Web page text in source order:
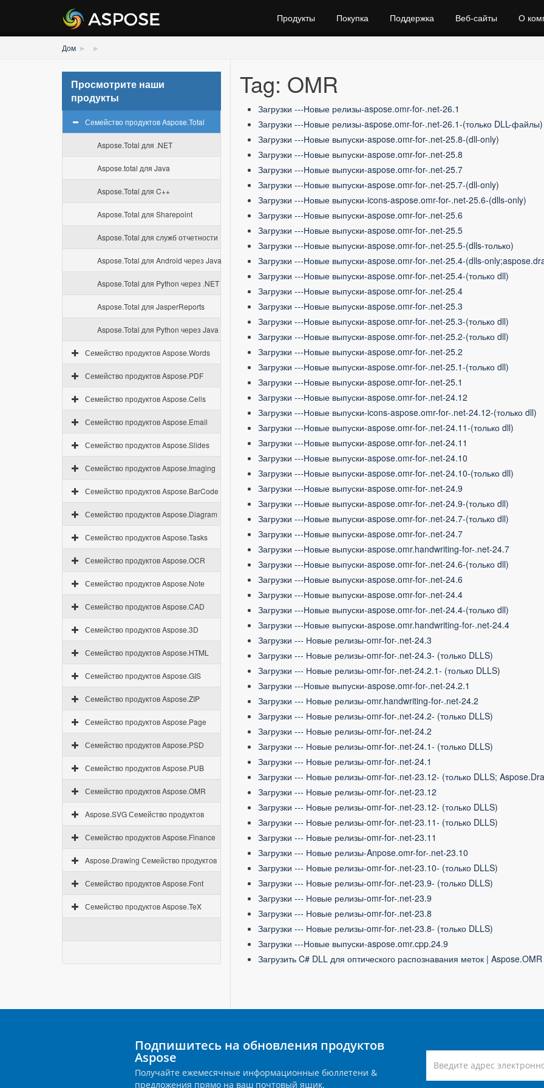
Продукты Покупка Поддержка Веб‑сайты О
Дом
Просмотрите наши
продукты
Семейство продуктов Aspose.Total
Aspose.Total для .NET
Aspose.total для Java
Aspose.Total для C++
Aspose.Total для Sharepoint
Aspose.Total для служб отчетности
Aspose.Total для Android через Java
Aspose.Total для Python через .NET
Aspose.Total для JasperReports
Aspose.Total для Python через Java
Семейство продуктов Aspose.Words
Семейство продуктов Aspose.PDF
Семейство продуктов Aspose.Cells
Семейство продуктов Aspose.Email
Семейство продуктов Aspose.Slides
Семейство продуктов Aspose.Imaging
Семейство продуктов Aspose.BarCode
Семейство продуктов Aspose.Diagram
Семейство продуктов Aspose.Tasks
Семейство продуктов Aspose.OCR
Семейство продуктов Aspose.Note
Семейство продуктов Aspose.CAD
Семейство продуктов Aspose.3D
Семейство продуктов Aspose.HTML
Семейство продуктов Aspose.GIS
Семейство продуктов Aspose.ZIP
Семейство продуктов Aspose.Page
Семейство продуктов Aspose.PSD
Семейство продуктов Aspose.PUB
Семейство продуктов Aspose.OMR
Aspose.SVG Семейство продуктов
Семейство продуктов Aspose.Finance
Aspose.Drawing Семейство продуктов
Семейство продуктов Aspose.Font
Семейство продуктов Aspose.TeX
Tag: OMR
Загрузки ---Новые релизы-aspose.omr-for-.net-26.1
Загрузки ---Новые релизы-aspose.omr-for-.net-26.1-(только DLL-файлы)
Загрузки ---Новые выпуски-aspose.omr-for-.net-25.8-(dll-only)
Загрузки ---Новые выпуски-aspose.omr-for-.net-25.8
Загрузки ---Новые выпуски-aspose.omr-for-.net-25.7
Загрузки ---Новые выпуски-aspose.omr-for-.net-25.7-(dll-only)
Загрузки ---Новые выпуски-icons-aspose.omr-for-.net-25.6-(dlls-only)
Загрузки ---Новые выпуски-aspose.omr-for-.net-25.6
Загрузки ---Новые выпуски-aspose.omr-for-.net-25.5
Загрузки ---Новые выпуски-aspose.omr-for-.net-25.5-(dlls-только)
Загрузки ---Новые выпуски-aspose.omr-for-.net-25.4-(dlls-
Загрузки ---Новые выпуски-aspose.omr-for-.net-25.4-(только dll)
Загрузки ---Новые выпуски-aspose.omr-for-.net-25.4
Загрузки ---Новые выпуски-aspose.omr-for-.net-25.3
Загрузки ---Новые выпуски-aspose.omr-for-.net-25.3-(только dll)
Загрузки ---Новые выпуски-aspose.omr-for-.net-25.2-(только dll)
Загрузки ---Новые выпуски-aspose.omr-for-.net-25.2
Загрузки ---Новые выпуски-aspose.omr-for-.net-25.1-(только dll)
Загрузки ---Новые выпуски-aspose.omr-for-.net-25.1
Загрузки ---Новые выпуски-aspose.omr-for-.net-24.12
Загрузки ---Новые выпуски-icons-aspose.omr-for-.net-24.12-(только dll)
Загрузки ---Новые выпуски-aspose.omr-for-.net-24.11-(только dll)
Загрузки ---Новые выпуски-aspose.omr-for-.net-24.11
Загрузки ---Новые выпуски-aspose.omr-for-.net-24.10
Загрузки ---Новые выпуски-aspose.omr-for-.net-24.10-(только dll)
Загрузки ---Новые выпуски-aspose.omr-for-.net-24.9
Загрузки ---Новые выпуски-aspose.omr-for-.net-24.9-(только dll)
Загрузки ---Новые выпуски-aspose.omr-for-.net-24.7-(только dll)
Загрузки ---Новые выпуски-aspose.omr-for-.net-24.7
Загрузки ---Новые выпуски-aspose.omr.handwriting-for-.net-24.7
Загрузки ---Новые выпуски-aspose.omr-for-.net-24.6-(только dll)
Загрузки ---Новые выпуски-aspose.omr-for-.net-24.6
Загрузки ---Новые выпуски-aspose.omr-for-.net-24.4
Загрузки ---Новые выпуски-aspose.omr-for-.net-24.4-(только dll)
Загрузки ---Новые выпуски-aspose.omr.handwriting-for-.net-24.4
Загрузки --- Новые релизы-omr-for-.net-24.3
Загрузки --- Новые релизы-omr-for-.net-24.3- (только DLLS)
Загрузки --- Новые релизы-omr-for-.net-24.2.1- (только DLLS)
Загрузки ---Новые выпуски-aspose.omr-for-.net-24.2.1
Загрузки --- Новые релизы-omr.handwriting-for-.net-24.2
Загрузки --- Новые релизы-omr-for-.net-24.2- (только DLLS)
Загрузки --- Новые релизы-omr-for-.net-24.2
Загрузки --- Новые релизы-omr-for-.net-24.1- (только DLLS)
Загрузки --- Новые релизы-omr-for-.net-24.1
Загрузки --- Новые релизы-omr-for-.net-23.12- (только DLLS;
Загрузки --- Новые релизы-omr-for-.net-23.12
Загрузки --- Новые релизы-omr-for-.net-23.12- (только DLLS)
Загрузки --- Новые релизы-omr-for-.net-23.11- (только DLLS)
Загрузки --- Новые релизы-omr-for-.net-23.11
Загрузки --- Новые релизы-Anpose.omr-for-.net-23.10
Загрузки --- Новые релизы-omr-for-.net-23.10- (только DLLS)
Загрузки --- Новые релизы-omr-for-.net-23.9- (только DLLS)
Загрузки --- Новые релизы-omr-for-.net-23.9
Загрузки --- Новые релизы-omr-for-.net-23.8
Загрузки --- Новые релизы-omr-for-.net-23.8- (только DLLS)
Загрузки ---Новые выпуски-aspose.omr.cpp.24.9
Загрузить C# DLL для оптического распознавания меток | Aspose.OMR
Подпишитесь на обновления продуктов
Aspose
Получайте ежемесячные информационные бюллетени &
предложения прямо на ваш почтовый ящик.